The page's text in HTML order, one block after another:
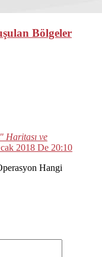
Bölgeler
Haritası ve
2018 De 20:10
Hangi